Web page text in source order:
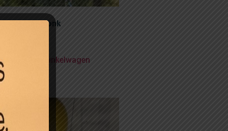
per stronk
aan winkelwagen